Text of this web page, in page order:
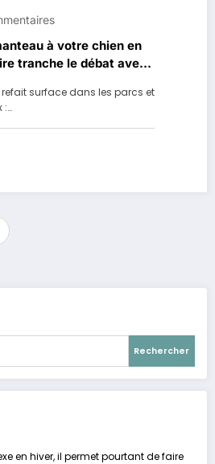
à votre chien en
tranche le débat avec
surface dans les parcs et
:…
Rechercher
en hiver, il permet pourtant de faire